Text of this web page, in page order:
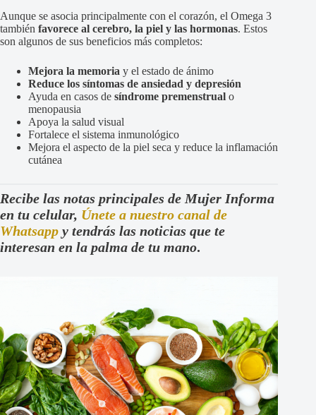
Aunque se asocia principalmente con el corazón, el Omega 3
también favorece al cerebro, la piel y las hormonas. Estos
son algunos de sus beneficios más completos:
Mejora la memoria y el estado de ánimo
Reduce los síntomas de ansiedad y depresión
Ayuda en casos de síndrome premenstrual o
menopausia
Apoya la salud visual
Fortalece el sistema inmunológico
Mejora el aspecto de la piel seca y reduce la inflamación
cutánea
Recibe las notas principales de Mujer Informa
en tu celular, Únete a nuestro canal de
Whatsapp y tendrás las noticias que te
interesan en la palma de tu mano.